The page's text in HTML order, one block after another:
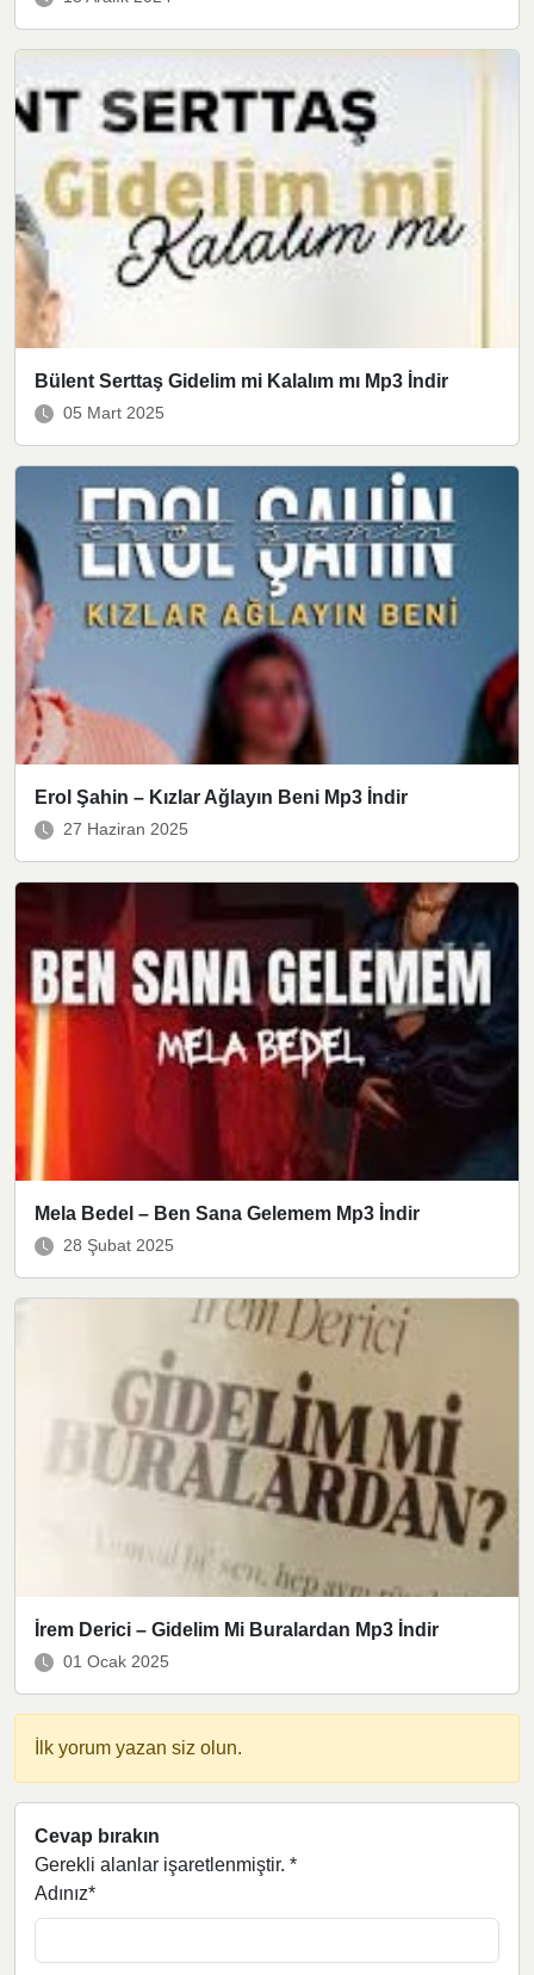
Bülent Serttaş Gidelim mi Kalalım mı Mp3 İndir
05 Mart 2025
Erol Şahin – Kızlar Ağlayın Beni Mp3 İndir
27 Haziran 2025
Mela Bedel – Ben Sana Gelemem Mp3 İndir
28 Şubat 2025
İrem Derici – Gidelim Mi Buralardan Mp3 İndir
01 Ocak 2025
İlk yorum yazan siz olun.
Cevap bırakın
Gerekli alanlar işaretlenmiştir. *
Adınız*